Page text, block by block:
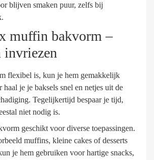
blijven smaken puur, zelfs bij
muffin bakvorm –
invriezen
flexibel is, kun je hem gemakkelijk
je je baksels snel en netjes uit de
Tegelijkertijd bespaar je tijd,
niet nodig is.
geschikt voor diverse toepassingen.
muffins, kleine cakes of desserts
je hem gebruiken voor hartige snacks,